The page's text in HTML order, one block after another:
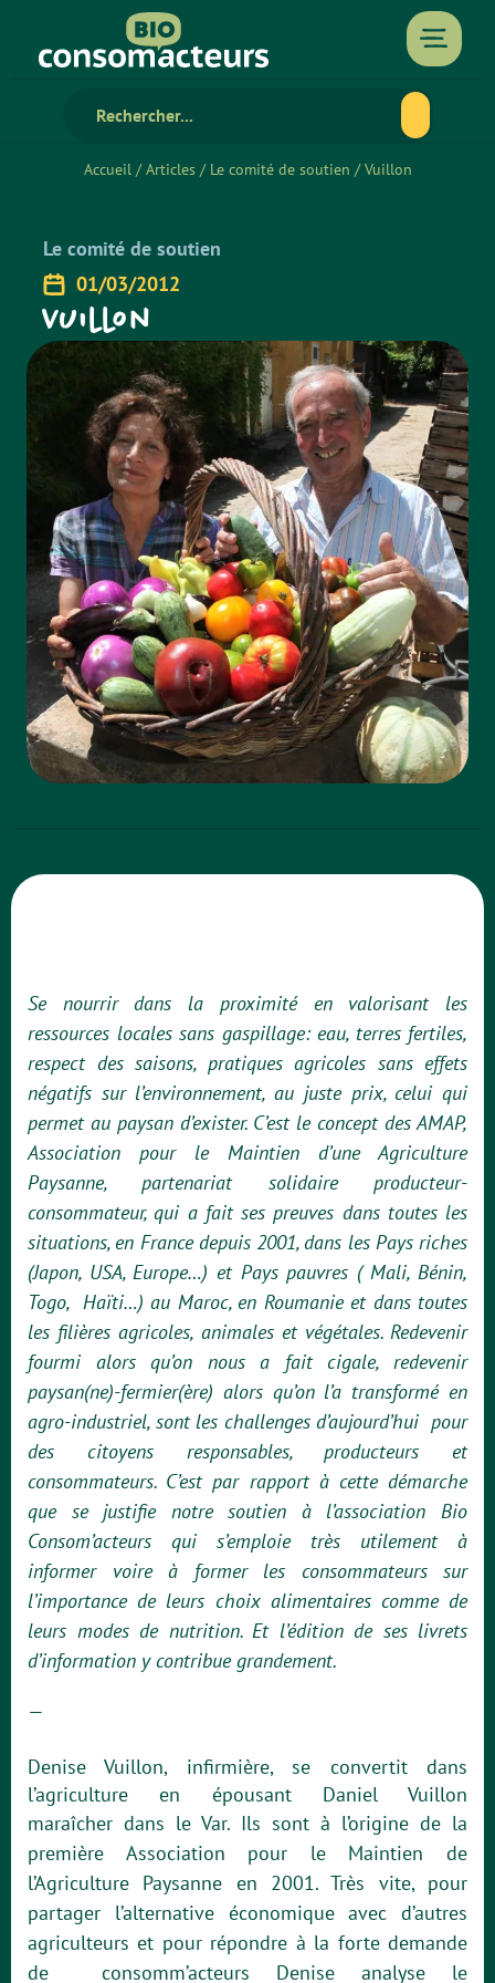
Accueil/Articles/ Le comité de soutien /Vuillon
Le comité de soutien
01/03/2012
Vuillon
Se nourrir dans la proximité en valorisant les
ressources locales sans gaspillage: eau, terres fertiles,
respect des saisons, pratiques agricoles sans effets
négatifs sur l’environnement, au juste prix, celui qui
permet au paysan d’exister. C’est le concept des AMAP,
Association pour le Maintien d’une Agriculture
Paysanne, partenariat solidaire producteur-
consommateur, qui a fait ses preuves dans toutes les
situations, en France depuis 2001, dans les Pays riches
(Japon, USA, Europe…) et Pays pauvres ( Mali, Bénin,
Togo, Haïti…) au Maroc, en Roumanie et dans toutes
les filières agricoles, animales et végétales. Redevenir
fourmi alors qu’on nous a fait cigale, redevenir
paysan(ne)-fermier(ère) alors qu’on l’a transformé en
agro-industriel, sont les challenges d’aujourd’hui pour
des citoyens responsables, producteurs et
consommateurs. C’est par rapport à cette démarche
que se justifie notre soutien à l’association Bio
Consom’acteurs qui s’emploie très utilement à
informer voire à former les consommateurs sur
l’importance de leurs choix alimentaires comme de
leurs modes de nutrition. Et l’édition de ses livrets
d’information y contribue grandement.
—
Denise Vuillon, infirmière, se convertit dans
l’agriculture en épousant Daniel Vuillon
maraîcher dans le Var. Ils sont à l’origine de la
première Association pour le Maintien de
l’Agriculture Paysanne en 2001.Très vite, pour
partager l’alternative économique avec d’autres
agriculteurs et pour répondre à la forte demande
de consomm’acteurs Denise analyse le